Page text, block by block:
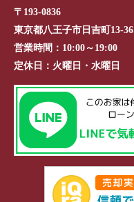
〒193-0836
東京都八王子市日吉町13-36
営業時間： 10:00～19:00
定休日： 火曜日・水曜日